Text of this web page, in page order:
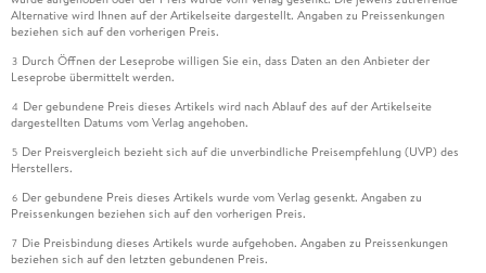
Alternative wird Ihnen auf der Artikelseite dargestellt. Angaben zu Preissenkungen
beziehen sich auf den vorherigen Preis.
3 Durch Öffnen der Leseprobe willigen Sie ein, dass Daten an den Anbieter der
Leseprobe übermittelt werden.
4 Der gebundene Preis dieses Artikels wird nach Ablauf des auf der Artikelseite
dargestellten Datums vom Verlag angehoben.
5 Der Preisvergleich bezieht sich auf die unverbindliche Preisempfehlung (UVP) des
Herstellers.
6 Der gebundene Preis dieses Artikels wurde vom Verlag gesenkt. Angaben zu
Preissenkungen beziehen sich auf den vorherigen Preis.
7 Die Preisbindung dieses Artikels wurde aufgehoben. Angaben zu Preissenkungen
beziehen sich auf den letzten gebundenen Preis.